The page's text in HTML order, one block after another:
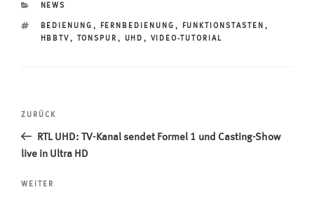
KATEGORIEN
NEWS
SCHLAGWÖRTER
BEDIENUNG , FERNBEDIENUNG , FUNKTIONSTASTEN ,
HBBTV , TONSPUR, UHD , VIDEO-TUTORIAL
Beitragsnavigation
Vorheriger
Beitrag
ZURÜCK
RTL UHD: TV-Kanal sendet Formel 1 und Casting-Show
live in Ultra HD
Nächster
WEITER